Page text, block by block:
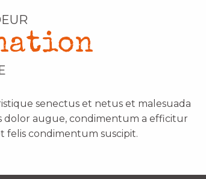
senectus et netus et malesuada
dolor augue, condimentum a efficitur
felis condimentum suscipit.